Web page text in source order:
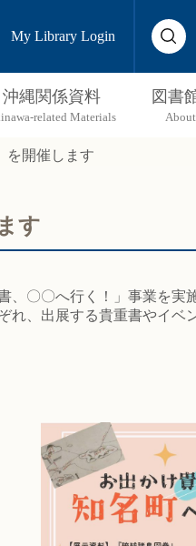
My Library Login
沖縄関係資料 図書
を開催します
す
〇〇へ行く！」事業を実
れ、出展する貴重書やイベ